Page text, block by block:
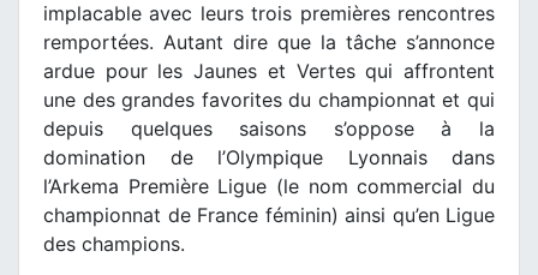
implacable avec leurs trois premières rencontres
remportées. Autant dire que la tâche s’annonce
ardue pour les Jaunes et Vertes qui affrontent
une des grandes favorites du championnat et qui
depuis quelques saisons s’oppose à la
domination de l’Olympique Lyonnais dans
l’Arkema Première Ligue (le nom commercial du
championnat de France féminin) ainsi qu’en Ligue
des champions.